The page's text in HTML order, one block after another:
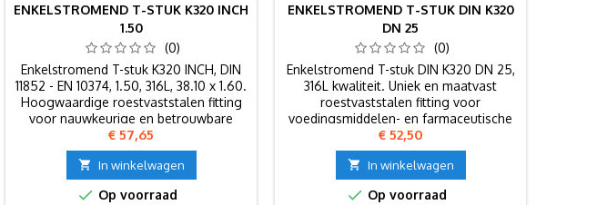
ENKELSTROMEND T-STUK K320 INCH
1.50
(0)
Enkelstromend T-stuk K320 INCH, DIN
11852 - EN 10374, 1.50, 316L, 38.10 x 1.60.
Hoogwaardige roestvaststalen fitting
voor nauwkeurige en betrouwbare
aansluitingen.
Prijs
€ 57,65
 In winkelwagen
 Op voorraad
ENKELSTROMEND T-STUK DIN K320
DN 25
(0)
Enkelstromend T-stuk DIN K320 DN 25,
316L kwaliteit. Uniek en maatvast
roestvaststalen fitting voor
voedingsmiddelen- en farmaceutische
industrie.
Prijs
€ 52,50
 In winkelwagen
 Op voorraad